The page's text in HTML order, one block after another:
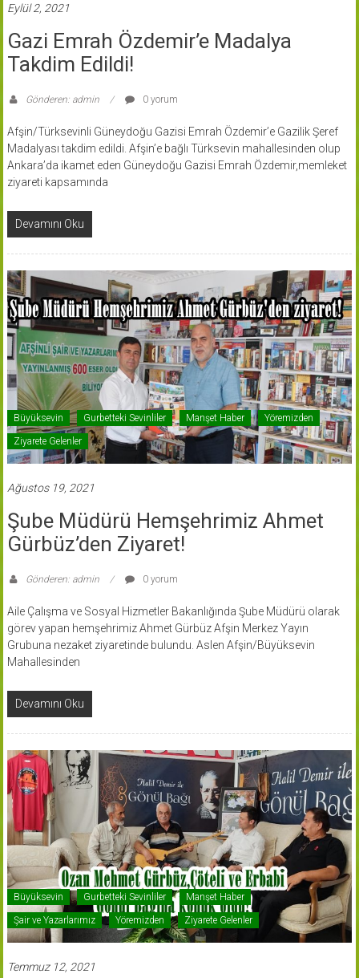
Eylül 2, 2021
Gazi Emrah Özdemir’e Madalya
Takdim Edildi!
Gönderen: admin 0 yorum
Afşin/Türksevinli Güneydoğu Gazisi Emrah Özdemir’e Gazilik Şeref
Madalyası takdim edildi. Afşin’e bağlı Türksevin mahallesinden olup
Ankara’da ikamet eden Güneydoğu Gazisi Emrah Özdemir,memleket
ziyareti kapsamında
Devamını Oku
Büyüksevin Gurbetteki Sevinliler Manşet Haber Yöremizden
Ziyarete Gelenler
Ağustos 19, 2021
Şube Müdürü Hemşehrimiz Ahmet
Gürbüz’den Ziyaret!
Gönderen: admin 0 yorum
Aile Çalışma ve Sosyal Hizmetler Bakanlığında Şube Müdürü olarak
görev yapan hemşehrimiz Ahmet Gürbüz Afşin Merkez Yayın
Grubuna nezaket ziyaretinde bulundu. Aslen Afşin/Büyüksevin
Mahallesinden
Devamını Oku
Büyüksevin Gurbetteki Sevinliler Manşet Haber
Şair ve Yazarlarımız Yöremizden Ziyarete Gelenler
Temmuz 12, 2021